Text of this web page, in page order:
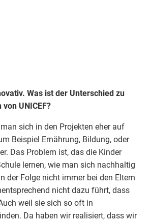
Was ist der Unterschied zu
von UNICEF?
sich in den Projekten eher auf
Beispiel Ernährung, Bildung, oder
Das Problem ist, das die Kinder
lernen, wie man sich nachhaltig
der Folge nicht immer bei den Eltern
nicht dazu führt, dass
weil sie sich so oft in
Da haben wir realisiert, dass wir